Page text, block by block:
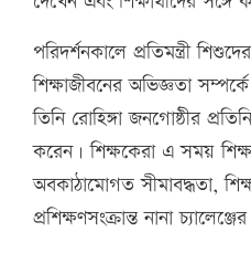
পরিদর্শনকালে প্রতিমন্ত্রী
শিক্ষাজীবনের অভিজ্ঞতা
তিনি রোহিঙ্গা জনগোষ্ঠীর
করেন। শিক্ষকেরা এ সময়
অবকাঠামোগত সীমাবদ্ধতা,
প্রশিক্ষণসংক্রান্ত নানা